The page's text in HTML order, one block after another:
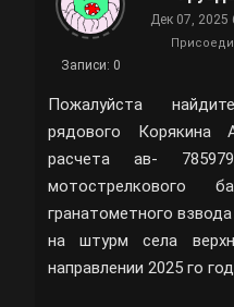
Записи: 0
Дек 07, 2025
Пожалуйста
рядового Корякина
расчета ав-
мотострелкового
гранатометного
на штурм села
направлении 2025 го